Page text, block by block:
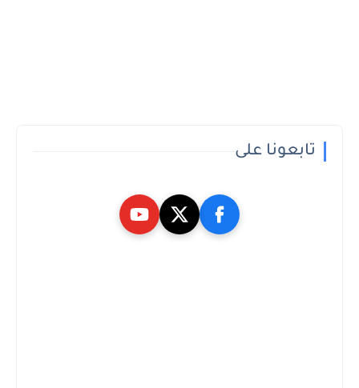
تابعونا على